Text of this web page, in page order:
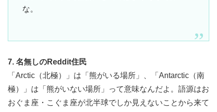
な。
7. 名無しのReddit住民
「Arctic（北極）」は「熊がいる場所」、「Antarctic（南
極）」は「熊がいない場所」って意味なんだよ。語源はお
おぐま座・こぐま座が北半球でしか見えないことから来て